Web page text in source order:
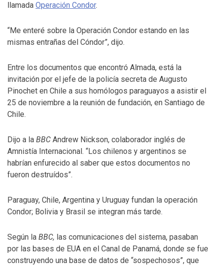
llamada Operación Condor.
“Me enteré sobre la Operación Condor estando en las
mismas entrañas del Cóndor”, dijo.
Entre los documentos que encontró Almada, está la
invitación por el jefe de la policía secreta de Augusto
Pinochet en Chile a sus homólogos paraguayos a asistir el
25 de noviembre a la reunión de fundación, en Santiago de
Chile.
Dijo a la BBC Andrew Nickson, colaborador inglés de
Amnistía Internacional. “Los chilenos y argentinos se
habrían enfurecido al saber que estos documentos no
fueron destruídos”.
Paraguay, Chile, Argentina y Uruguay fundan la operación
Condor; Bolivia y Brasil se integran más tarde.
Según la BBC, las comunicaciones del sistema, pasaban
por las bases de EUA en el Canal de Panamá, donde se fue
construyendo una base de datos de “sospechosos”, que